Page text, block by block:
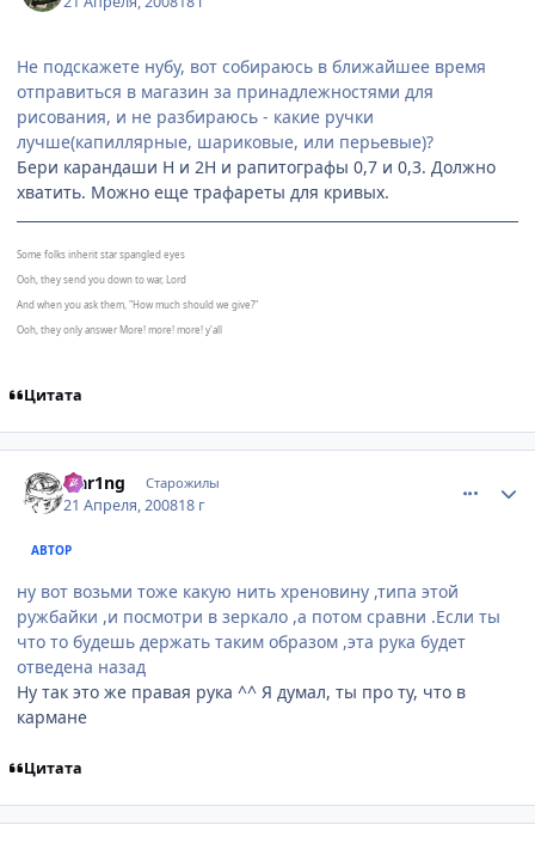
Не подскажете нубу, вот собираюсь в ближайшее время
отправиться в магазин за принадлежностями для
рисования, и не разбираюсь - какие ручки
лучше(капиллярные, шариковые, или перьевые)?
Бери карандаши Н и 2Н и рапитографы 0,7 и 0,3. Должно
хватить. Можно еще трафареты для кривых.
Some folks inherit star spangled eyes
Ooh, they send you down to war, Lord
And when you ask them, "How much should we give?"
Ooh, they only answer More! more! more! y'all
Цитата
Flar1ng Старожилы
21 Апреля, 200818 г
АВТОР
ну вот возьми тоже какую нить хреновину ,типа этой
ружбайки ,и посмотри в зеркало ,а потом сравни .Если ты
что то будешь держать таким образом ,эта рука будет
отведена назад
Ну так это же правая рука ^^ Я думал, ты про ту, что в
кармане
Цитата